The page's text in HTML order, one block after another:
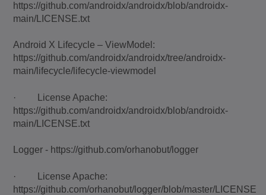
https://github.com/androidx/androidx/blob/androidx-
main/LICENSE.txt
Android X Lifecycle – ViewModel:
https://github.com/androidx/androidx/tree/androidx-
main/lifecycle/lifecycle-viewmodel
· License Apache:
https://github.com/androidx/androidx/blob/androidx-
main/LICENSE.txt
Logger - https://github.com/orhanobut/logger
· License Apache:
https://github.com/orhanobut/logger/blob/master/LICENSE